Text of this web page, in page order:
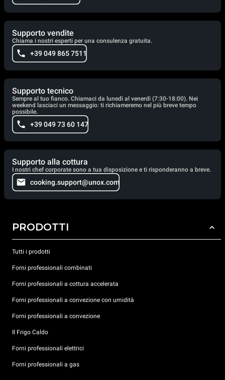
Supporto vendite
Chiama i nostri esperti per una consulenza gratuita.
+39 049 865 7511
Supporto tecnico
Sempre al tuo fianco. Chiamaci da lunedì al venerdì (7:30-18:00). Nei
weekend lasciaci un messaggio: ti richiameremo nel più breve tempo
possibile.
+39 049 73 60 147
Supporto alla cottura
I nostri chef corporate sono a tua disposizione e ti risponderanno a breve.
cooking.support@unox.com
PRODOTTI
Tutti i prodotti
Forni professionali combinati
Forni professionali a cottura accelerata
Forni professionali a convezione con umidità
Forni professionali a convezione
Il Frigo Caldo
Forni professionali elettrici
Forni professionali a gas